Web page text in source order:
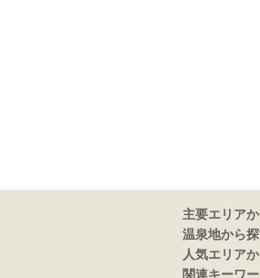
主要エリア
温泉地から
人気エリア
関連キーワ